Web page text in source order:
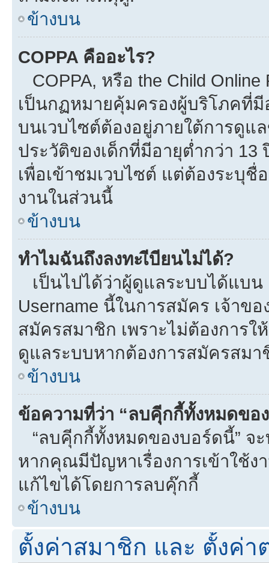
ข้างบน
COPPA คืออะไร?
COPPA, หรือ the Child Online
เป็นกฏหมายคุ้มครองผู้บริโภคที่มี
บนเวบไซต์ต้องอยู่ภายใต้การดูแ
ประวัติของเด็กที่มีอายุต่ำกว่า
เพื่อเข้าชมเวบไซต์ แต่ต้องระบุชื่
งานในส่วนนี้
ข้างบน
ทำไมฉันถึงลงทะเีบียนไม่ได้?
เป็นไปได้ว่าผู้ดูแลระบบได้แบน
Username นี้ในการสมัคร เจ้าข
สมัครสมาชิก เพราะไม่ต้องการ
ดูแลระบบหากต้องการสมัครสมา
ข้างบน
ข้อความที่ว่า “ลบคุีกกี้ทั้งหมดขอ
“ลบคุีกกี้ทั้งหมดของบอร์ดนี้” จ
หากคุณมีปัญหาเรื่องการเข้าใช้ง
แก้ไขได้โดยการลบคุ๊กกี้
ข้างบน
ตั้งค่าสมาชิก และ ตั้งค่า